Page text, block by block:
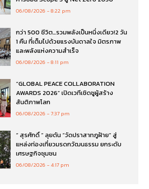
06/08/2026 8:22 pm
กว่า 500 ชีวิต…รวมพลังเป็นหนึ่งเดียว!2 วัน
1 คืน ที่เต็มไปด้วยแรงบันดาลใจ มิตรภาพ
และพลังแห่งความสำเร็จ
06/08/2026 8:11 pm
“GLOBAL PEACE COLLABORATION
AWARDS 2026” เปิดเวทีเชิดชูผู้สร้าง
สันติภาพโลก
06/08/2026 7:37 pm
“ สุรศักดิ์ ” ลุยดัน “วัดปราสาทภูฝ้าย” สู่
แหล่งท่องเที่ยวมรดกวัฒนธรรม ยกระดับ
เศรษฐกิจชุมชน
06/08/2026 4:17 pm